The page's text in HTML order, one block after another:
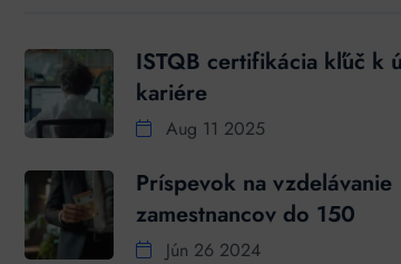
ISTQB certifikácia kľúč k
kariére
Aug 11 2025
Príspevok na vzdelávanie
zamestnancov do 150
Jún 26 2024